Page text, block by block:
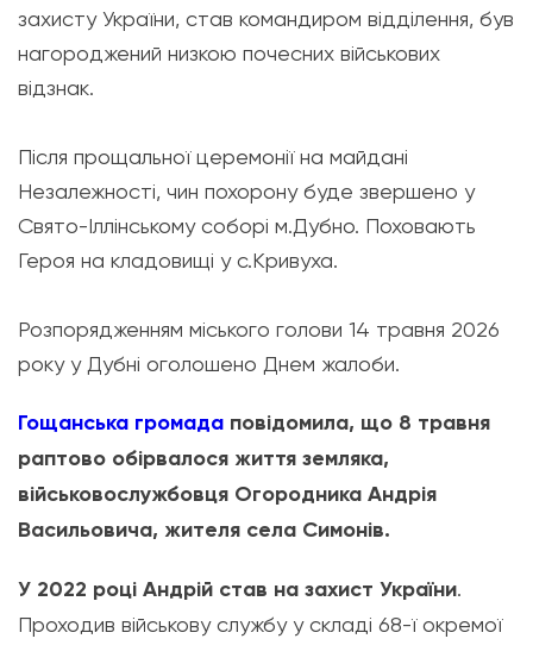
захисту України, став командиром відділення, був
нагороджений низкою почесних військових
відзнак.
Після прощальної церемонії на майдані
Незалежності, чин похорону буде звершено у
Свято-Іллінському соборі м.Дубно. Поховають
Героя на кладовищі у с.Кривуха.
Розпорядженням міського голови 14 травня 2026
року у Дубні оголошено Днем жалоби.
Гощанська громада повідомила, що 8 травня
раптово обірвалося життя земляка,
військовослужбовця Огородника Андрія
Васильовича, жителя села Симонів.
У 2022 році Андрій став на захист України.
Проходив військову службу у складі 68-ї окремої